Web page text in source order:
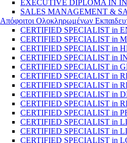
EXECUTIVE DIPLOMA IN
SALES MANAGEMENT &
Απόφοιτοι Ολοκληρωμένων
CERTIFIED SPECIALIST in
CERTIFIED SPECIALIST in
CERTIFIED SPECIALIST in
CERTIFIED SPECIALIST in
CERTIFIED SPECIALIST in
CERTIFIED SPECIALIST in
CERTIFIED SPECIALIST in
CERTIFIED SPECIALIST in
CERTIFIED SPECIALIST in
CERTIFIED SPECIALIST in
CERTIFIED SPECIALIST in
CERTIFIED SPECIALIST in
CERTIFIED SPECIALIST in